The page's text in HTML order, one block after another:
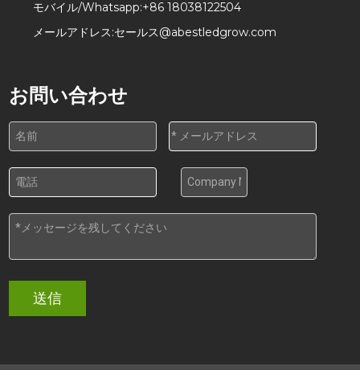
モバイル/Whatsapp:+86 18038122504
メールアドレス:セールス@abestledgrow.com
お問い合わせ
送信